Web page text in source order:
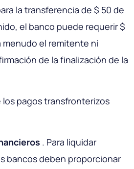
la transferencia de $ 50 de
el banco puede requerir $
menudo el remitente ni
de la finalización de la
los pagos transfronterizos
. Para liquidar
bancos deben proporcionar